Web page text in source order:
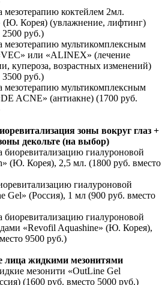
коктейлем 2мл.
(Ю. Корея) (увлажнение, лифтинг)
2500 руб.)
мультикомплексным
или «ALINEX» (лечение
купероза, возрастных изменений)
3500 руб.)
мультикомплексным
ACNE» (антиакне) (1700 руб.
зоны вокруг глаз +
декольте (на выбор)
гиалуроновой
(Ю. Корея), 2,5 мл. (1800 руб. вместо
гиалуроновой
Gel» (Россия), 1 мл (900 руб. вместо
гиалуроновой
«Revofil Aquashine» (Ю. Корея),
9500 руб.)
лица жидкими мезонитями
мезонити «OutLine Gel
(1600 руб. вместо 5000 руб.)